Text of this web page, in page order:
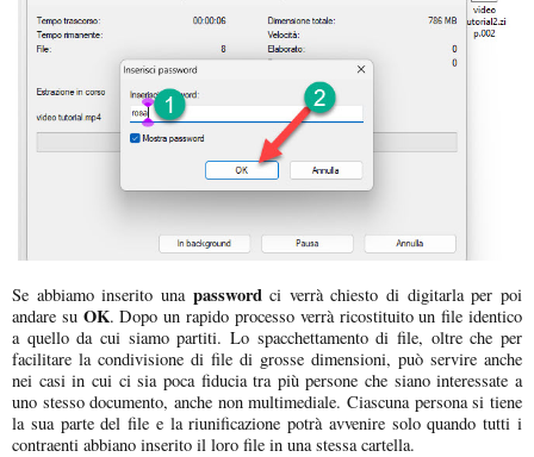
Se abbiamo inserito una password ci verrà chiesto di digitarla per poi
andare su OK. Dopo un rapido processo verrà ricostituito un file identico
a quello da cui siamo partiti. Lo spacchettamento di file, oltre che per
facilitare la condivisione di file di grosse dimensioni, può servire anche
nei casi in cui ci sia poca fiducia tra più persone che siano interessate a
uno stesso documento, anche non multimediale. Ciascuna persona si tiene
la sua parte del file e la riunificazione potrà avvenire solo quando tutti i
contraenti abbiano inserito il loro file in una stessa cartella.